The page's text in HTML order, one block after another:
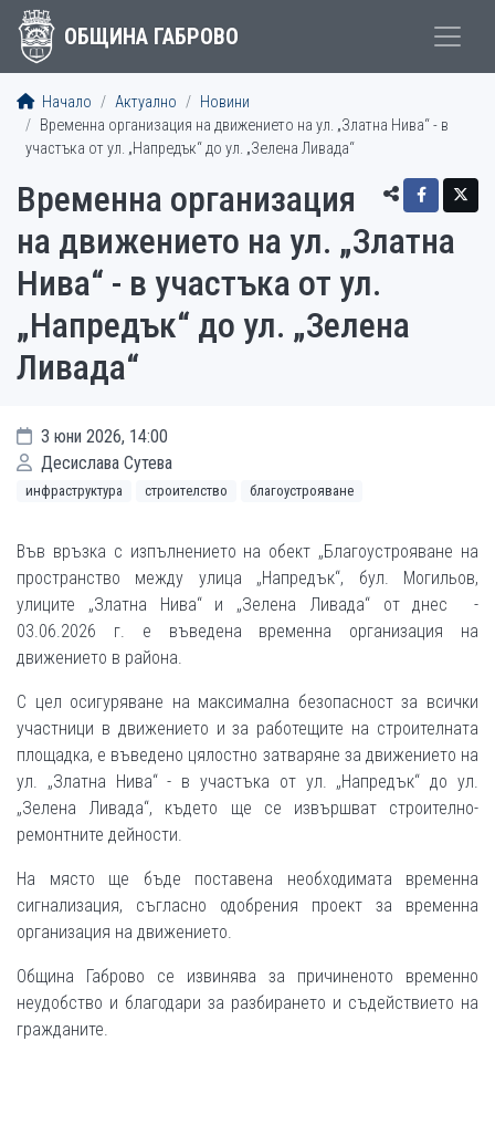
ОБЩИНА ГАБРОВО
Начало Актуално
Новини
Временна организация на движението на ул. „Златна Нива“ - в
участъка от ул. „Напредък“ до ул. „Зелена Ливада“
Временна организация
на движението на ул. „Златна
Нива“ - в участъка от ул.
„Напредък“ до ул. „Зелена
Ливада“
3 юни 2026, 14:00
Десислава Сутева
инфраструктура строителство благоустрояване
Във връзка с изпълнението на обект „Благоустрояване на
пространство между улица „Напредък“, бул. Могильов,
улиците „Златна Нива“ и „Зелена Ливада“ от днес -
03.06.2026 г. е въведена временна организация на
движението в района.
С цел осигуряване на максимална безопасност за всички
участници в движението и за работещите на строителната
площадка, е въведено цялостно затваряне за движението на
ул. „Златна Нива“ - в участъка от ул. „Напредък“ до ул.
„Зелена Ливада“, където ще се извършват строително-
ремонтните дейности.
На място ще бъде поставена необходимата временна
сигнализация, съгласно одобрения проект за временна
организация на движението.
Община Габрово се извинява за причиненото временно
неудобство и благодари за разбирането и съдействието на
гражданите.